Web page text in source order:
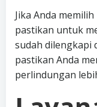
Jika Anda
pastikan untuk
sudah dilengkapi
pastikan Anda
perlindungan